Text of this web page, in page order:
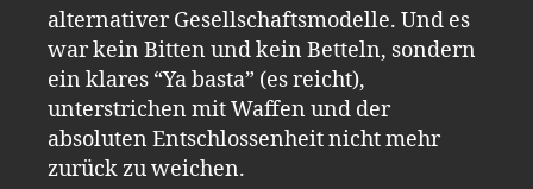
alternativer Gesellschaftsmodelle. Und es
war kein Bitten und kein Betteln, sondern
ein klares “Ya basta” (es reicht),
unterstrichen mit Waffen und der
absoluten Entschlossenheit nicht mehr
zurück zu weichen.